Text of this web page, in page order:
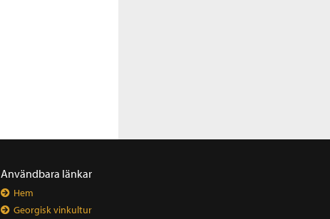
Användbara länkar
Hem
Georgisk vinkultur